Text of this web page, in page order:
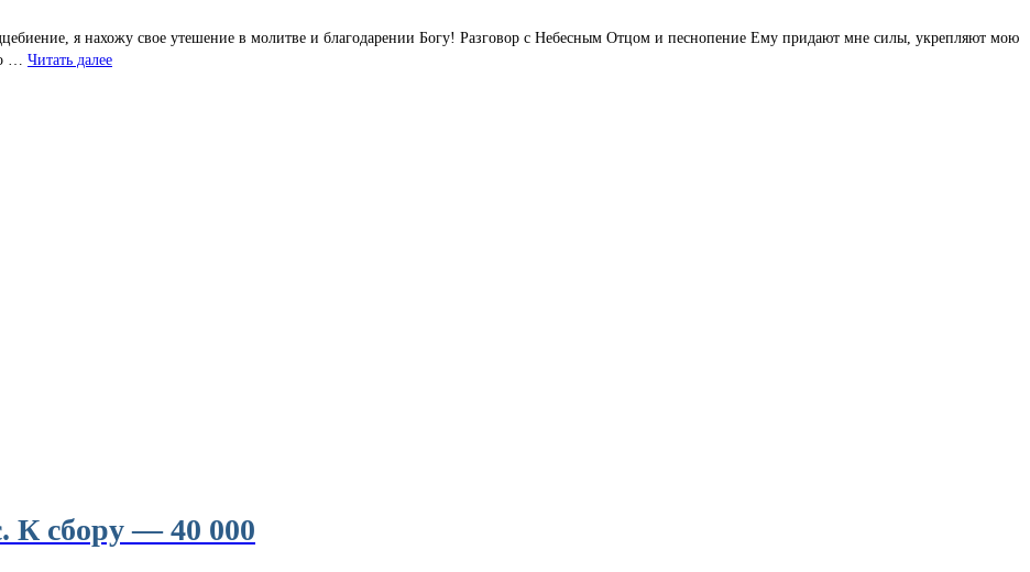
я нахожу свое утешение в молитве и благодарении Богу! Разговор с Небесным Отцом и песнопение Ему придают мне силы, укрепляют мою
… Читать далее
К сбору — 40 000